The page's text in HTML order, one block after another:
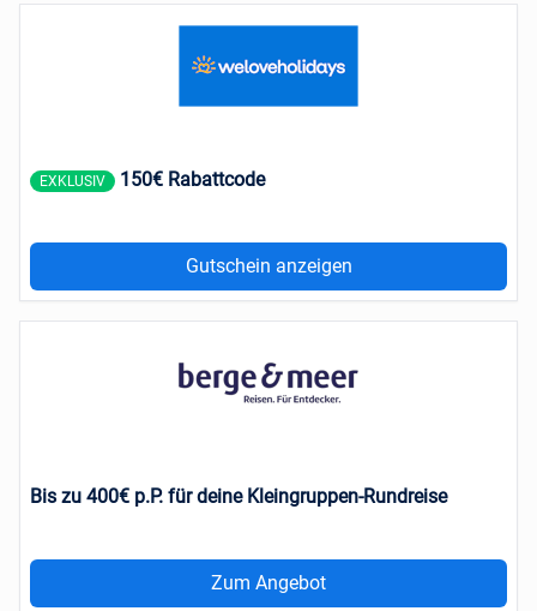
EXKLUSIV 150€ Rabattcode
Gutschein anzeigen
Bis zu 400€ p.P. für deine Kleingruppen-Rundreise
Zum Angebot